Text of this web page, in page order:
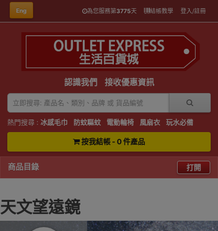
Eng 為您服務第3775天 結帳教學 登入/註冊
認識我們 接收優惠資訊
熱門搜尋 : 冰感毛巾 防蚊驅蚊 電動輪椅 風扇衣 玩水必備
按我結帳 - 0 件產品
商品目錄 打開
天文望遠鏡